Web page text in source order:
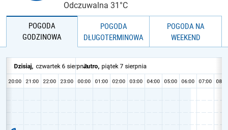
Odczuwalna 31°C
POGODA
GODZINOWA
POGODA
DŁUGOTERMINOWA
POGODA NA
WEEKEND